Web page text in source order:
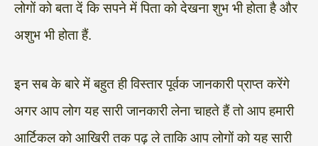
लोगों को बता दें कि सपने में पिता को देखना शुभ भी होता है और
अशुभ भी होता हैं.
इन सब के बारे में बहुत ही विस्तार पूर्वक जानकारी प्राप्त करेंगे
अगर आप लोग यह सारी जानकारी लेना चाहते हैं तो आप हमारी
आर्टिकल को आखिरी तक पढ़ ले ताकि आप लोगों को यह सारी